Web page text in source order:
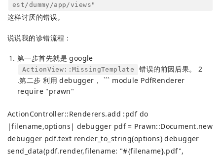
est/dummy/app/views"
这样讨厌的错误。
说说我的诊错流程：
第一步首先就是 google
ActionView::MissingTemplate
错误的前因后果。 2
.第二步 利用 debugger， ``` module PdfRenderer
require "prawn"
ActionController::Renderers.add :pdf do
|filename,options| debugger pdf = Prawn::Document.new
debugger pdf.text render_to_string(options) debugger
send_data(pdf.render,filename: "#{filename}.pdf",